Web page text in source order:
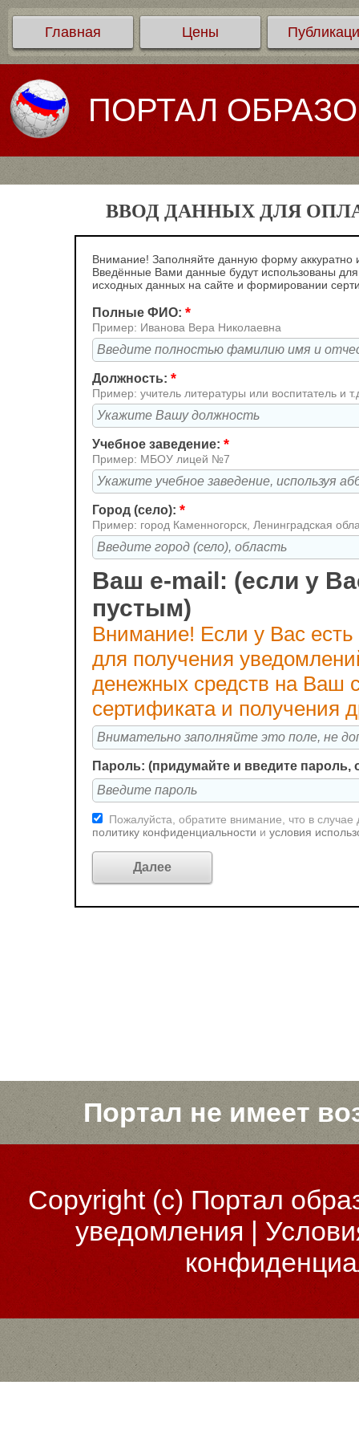
Главная Цены
ПОРТАЛ
ВВОД ДАННЫХ ДЛЯ
Внимание! Заполняйте данную форму аккуратно
Введённые Вами данные будут использованы
исходных данных на сайте и формировании
Полные ФИО: *
Пример: Иванова Вера Николаевна
Должность: *
Пример: учитель литературы или воспитатель и
Учебное заведение: *
Пример: МБОУ лицей №7
Город (село): *
Пример: город Каменногорск, Ленинградская
Ваш e-mail: (если у
пустым)
Внимание! Если у Вас
для получения
денежных средств на Ваш
сертификата и получения
Пароль: (придумайте и введите пароль,
Пожалуйста, обратите внимание, что в
политику конфиденциальности и условия
Портал не имеет
Copyright (c)Портал
уведомления |